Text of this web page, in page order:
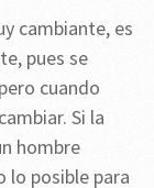
cambiante, es
pues se
cuando
Si la
hombre
lo posible para